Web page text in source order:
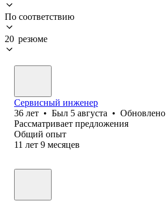
По соответствию
20 резюме
Сервисный инженер
36 лет • Был 5 августа • Обновлено
Рассматривает предложения
Общий опыт
11 лет 9 месяцев